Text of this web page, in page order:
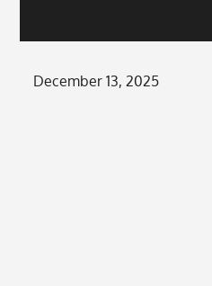
Posted
December 13, 2025